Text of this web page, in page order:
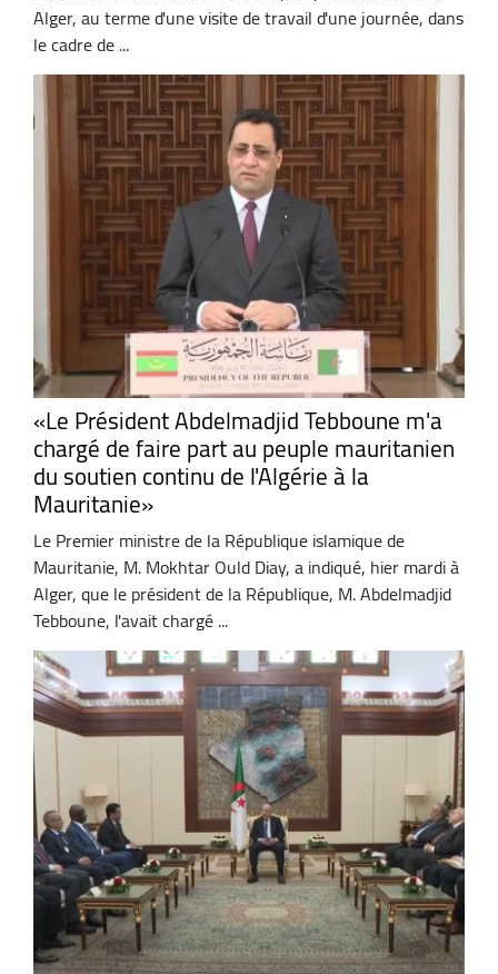
Alger, au terme d'une visite de travail d'une journée, dans
le cadre de ...
«Le Président Abdelmadjid Tebboune m'a
chargé de faire part au peuple mauritanien
du soutien continu de l'Algérie à la
Mauritanie»
Le Premier ministre de la République islamique de
Mauritanie, M. Mokhtar Ould Diay, a indiqué, hier mardi à
Alger, que le président de la République, M. Abdelmadjid
Tebboune, l'avait chargé ...